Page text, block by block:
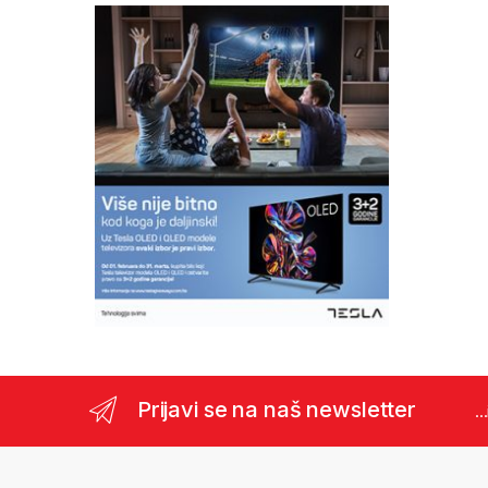
Prijavi se na naš newsletter